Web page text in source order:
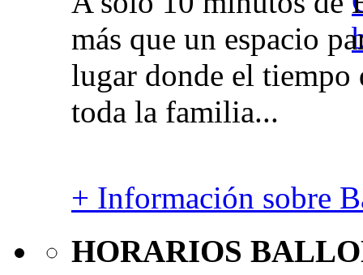
más que un espacio
lugar donde el tiempo
toda la familia...
+ Información sobre
HORARIOS